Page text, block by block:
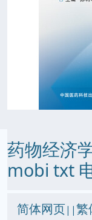
药物经济
mobi txt
简体网页||繁